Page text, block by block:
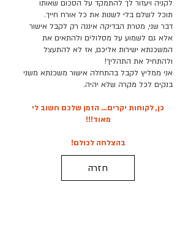
חזרה
לקניה ויעזור לך להתמקד על הסכום שאותו
תוכל לשלם בלי לשנות את כל אורח חייך.
דבר שני, מטרת הבדיקה איננה רק לקבל אישור
אלא גם לשמוע על מסלולים ולהתאים את
המשכנתא ישירות אליכם, אז לא להתעצל
ולהתחיל את התהליך!
אני ממליץ לקבל בהתחלה אישור משכנתא משני
בנקים לכל מקרה שלא יהיה.
כן, לקוחות יקרים… הזמן שלכם חשוב לי
מאוד!!!
בהצלחה לכולם!